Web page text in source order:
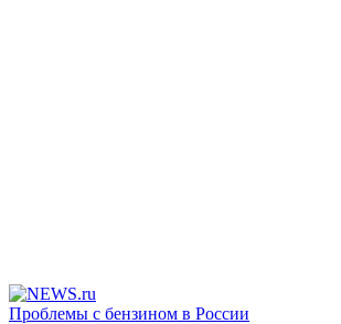
Проблемы с бензином в России